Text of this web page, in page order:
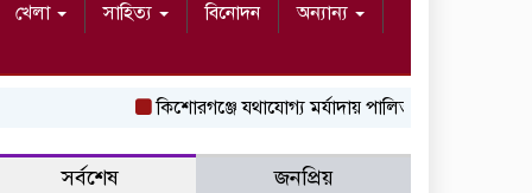
খেলা সাহিত্য বিনোদন
অন্যান্য
কিশোরগঞ্জে যথাযোগ্য মর্যাদায় পালিত হলো ‘জুলাই
সর্বশেষ জনপ্রিয়